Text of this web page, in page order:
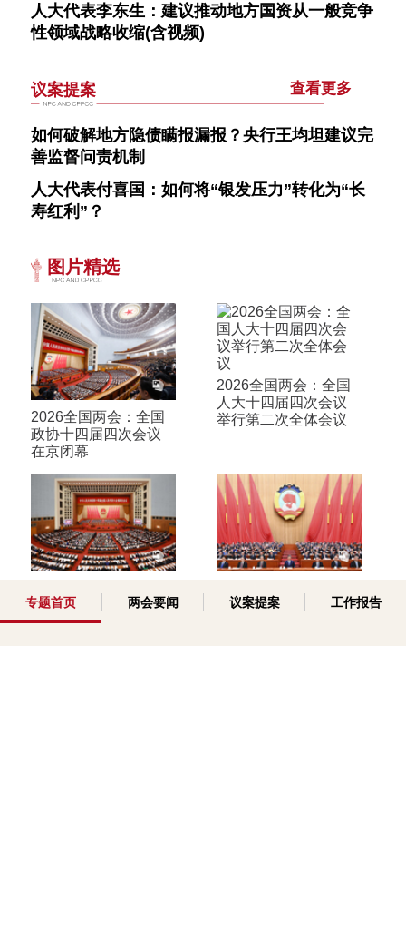
人大代表李东生：建议推动地方国资从一般竞争
性领域战略收缩(含视频)
议案提案 查看更多
如何破解地方隐债瞒报漏报？央行王均坦建议完
善监督问责机制
人大代表付喜国：如何将“银发压力”转化为“长
寿红利”？
图片精选
2026全国两会：全国
政协十四届四次会议
在京闭幕
2026全国两会：全国
人大十四届四次会议
举行第二次全体会议
人大十四届四次会议
开幕
政协十四届四次会议
专题首页 两会要闻 议案提案 工作报告